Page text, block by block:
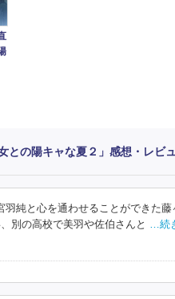
との陽キャな夏２」感想・レビ
羽純と心を通わせることができた
別の高校で美羽や佐伯さんと
…続